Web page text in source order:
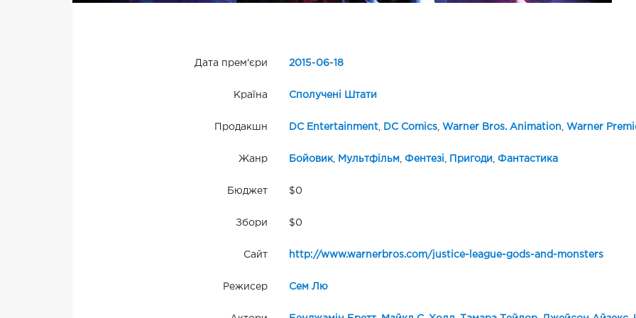
Дата прем'єри 2015-06- 18
Країна Сполучені Штати
Продакшн DC Entertainment, DC Comics, Warner Bros. Animation Warner
Жанр Бойовик, Мультфільм Фентезі Пригоди Фантастика
Бюджет $0
Збори $0
Сайт http://www.warnerbros.com/justice-league-gods-and-monsters
Режисер Сем Лю